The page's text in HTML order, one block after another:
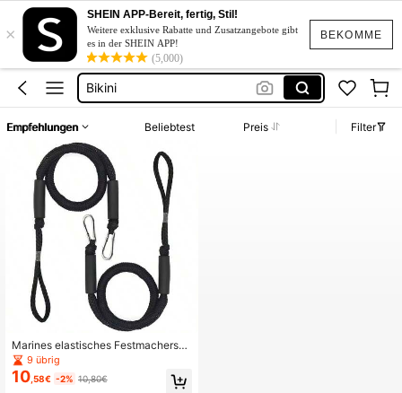
BEKOMME
×
SHEIN APP-Bereit, fertig, Stil!
Weitere exklusive Rabatte und Zusatzangebote gibt
es in der SHEIN APP!
(5,000)
Kurze Hose Männer
Boot Zubehör
Kurze Kleider Sommer
Bikini
Kurze Hose Männer
Boot Zubehör
Empfehlungen Beliebtest Preis Filter
Marines elastisches Festmachersei
l, geeignet für Kajaks, Jet Skis, pers
önliche Wasserfahrzeuge, Pontonb
oote, Kanus, Motorboote und mehr,
9 übrig
10 ,58€ -2% 10,80€